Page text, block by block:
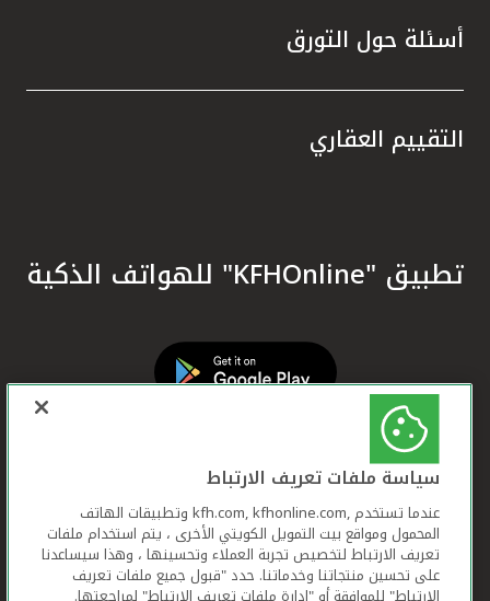
أسئلة حول التورق
التقييم العقاري
تطبيق "KFHOnline" للهواتف الذكية
سياسة ملفات تعريف الارتباط
عندما تستخدم ,kfh.com, kfhonline.com وتطبيقات الهاتف
المحمول ومواقع بيت التمويل الكويتي الأخرى ، يتم استخدام ملفات
تعريف الارتباط لتخصيص تجربة العملاء وتحسينها ، وهذا سيساعدنا
على تحسين منتجاتنا وخدماتنا. حدد "قبول جميع ملفات تعريف